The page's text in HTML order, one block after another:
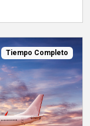
Tiempo Completo